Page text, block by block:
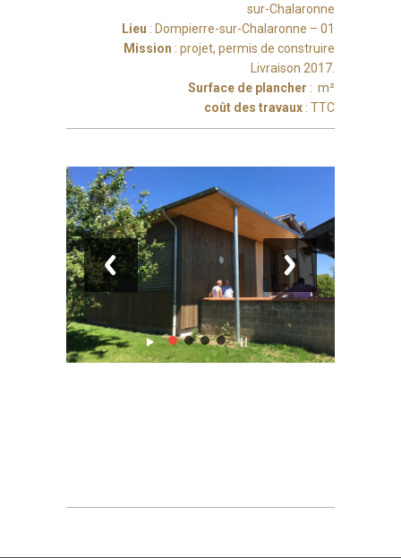
sur-Chalaronne
Lieu : Dompierre-sur-Chalaronne – 01
Mission : projet, permis de construire
Livraison 2017.
Surface de plancher : m²
coût des travaux : TTC